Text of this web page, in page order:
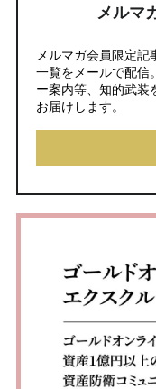
メルマ
メルマガ会員限定
一覧をメールで配信
ー案内等、知的武装
お届けします。